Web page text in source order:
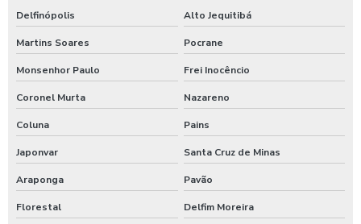
Delfinópolis Alto Jequitibá
Martins Soares Pocrane
Monsenhor Paulo Frei Inocêncio
Coronel Murta Nazareno
Coluna Pains
Japonvar Santa Cruz de Minas
Araponga Pavão
Florestal Delfim Moreira